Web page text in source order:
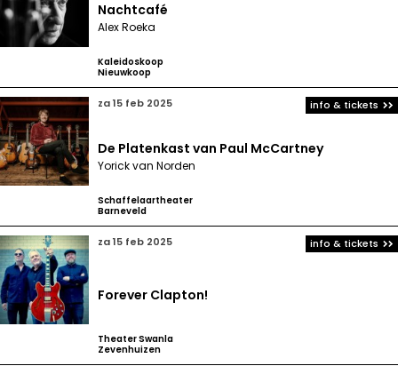
Nachtcafé
Alex Roeka
Kaleidoskoop
Nieuwkoop
za 15 feb 2025
De Platenkast van Paul McCartney
Yorick van Norden
Schaffelaartheater
Barneveld
info & tickets
za 15 feb 2025
Forever Clapton!
Theater Swanla
Zevenhuizen
info & tickets